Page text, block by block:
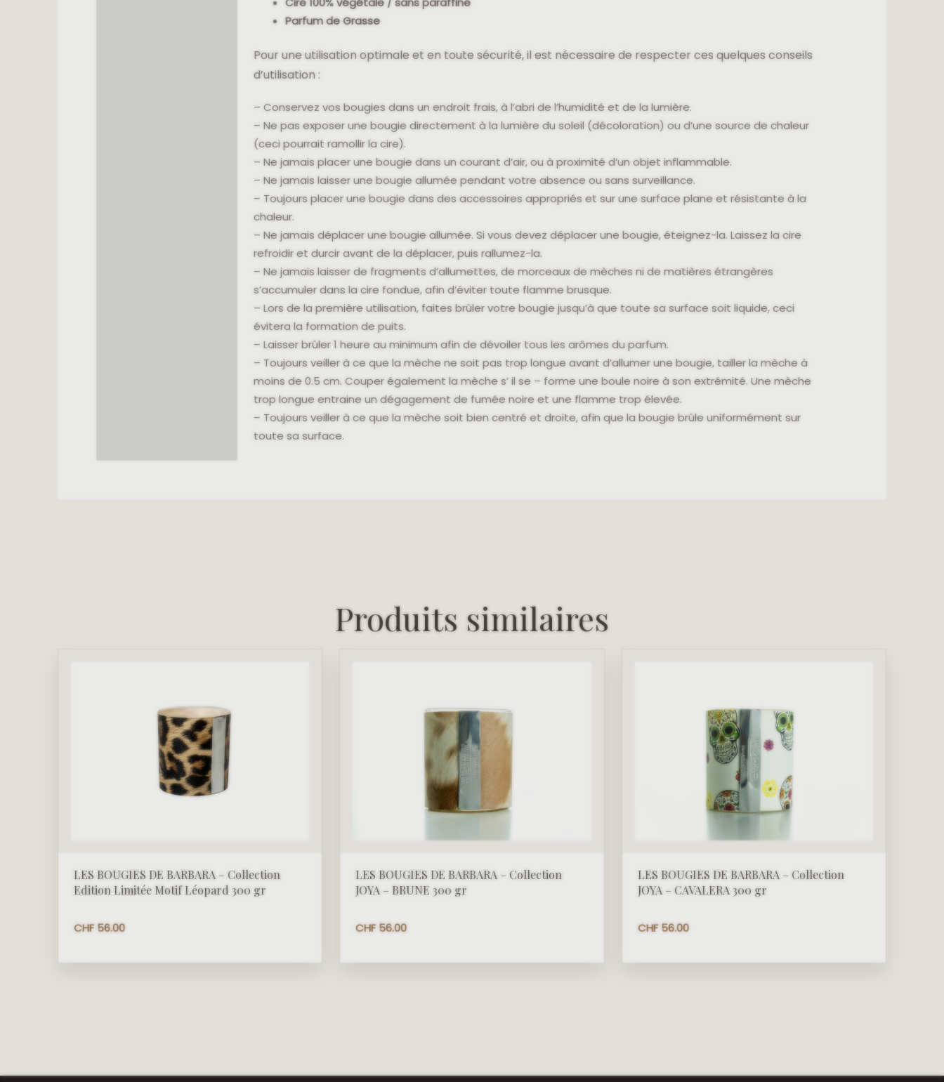
Parfum de Grasse
Pour une utilisation optimale et en toute sécurité, il est nécessaire de respecter ces quelques conseils
d’utilisation :
– Conservez vos bougies dans un endroit frais, à l’abri de l’humidité et de la lumière.
– Ne pas exposer une bougie directement à la lumière du soleil (décoloration) ou d’une source de chaleur
(ceci pourrait ramollir la cire).
– Ne jamais placer une bougie dans un courant d’air, ou à proximité d’un objet inflammable.
– Ne jamais laisser une bougie allumée pendant votre absence ou sans surveillance.
– Toujours placer une bougie dans des accessoires appropriés et sur une surface plane et résistante à la
chaleur.
– Ne jamais déplacer une bougie allumée. Si vous devez déplacer une bougie, éteignez-la. Laissez la cire
refroidir et durcir avant de la déplacer, puis rallumez-la.
– Ne jamais laisser de fragments d’allumettes, de morceaux de mèches ni de matières étrangères
s’accumuler dans la cire fondue, afin d’éviter toute flamme brusque.
– Lors de la première utilisation, faites brûler votre bougie jusqu’à que toute sa surface soit liquide, ceci
évitera la formation de puits.
– Laisser brûler 1 heure au minimum afin de dévoiler tous les arômes du parfum.
– Toujours veiller à ce que la mèche ne soit pas trop longue avant d’allumer une bougie, tailler la mèche à
moins de 0.5 cm. Couper également la mèche s’ il se – forme une boule noire à son extrémité. Une mèche
trop longue entraine un dégagement de fumée noire et une flamme trop élevée.
– Toujours veiller à ce que la mèche soit bien centré et droite, afin que la bougie brûle uniformément sur
toute sa surface.
Produits similaires
LES BOUGIES DE BARBARA – Collection
Edition Limitée Motif Léopard 300 gr
CHF56.00
LES BOUGIES DE BARBARA – Collection
JOYA – BRUNE 300 gr
CHF56.00
LES BOUGIES DE BARBARA – Collection
JOYA – CAVALERA 300 gr
CHF56.00